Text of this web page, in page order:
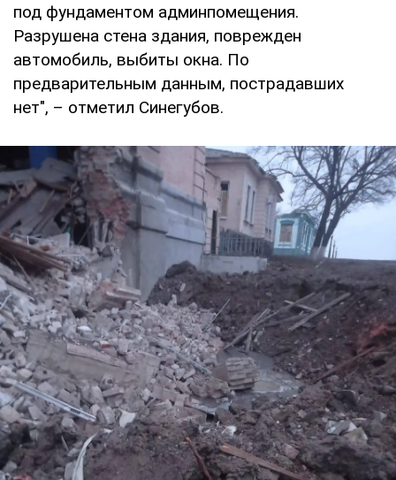
под фундаментом админпомещения.
Разрушена стена здания, поврежден
автомобиль, выбиты окна. По
предварительным данным, пострадавших
нет", – отметил Синегубов.